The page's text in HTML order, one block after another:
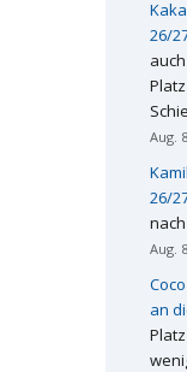
26/
Aug.
26/
Aug.
Coco
an